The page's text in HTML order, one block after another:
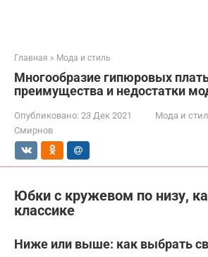
Главная » Мода и стиль
Многообразие гипюровых
преимущества и недостатки
Опубликовано: 23 Дек 2021 Мода и
Смирнов
Юбки с кружевом по низу,
классике
Ниже или выше: как выбрать